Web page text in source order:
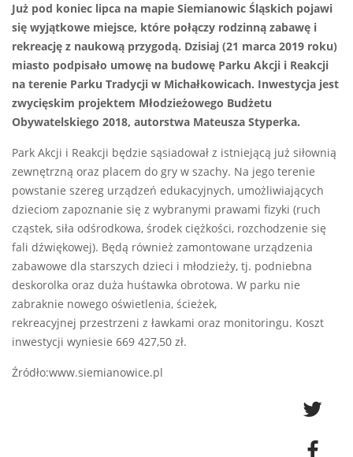
Już pod koniec lipca na mapie Siemianowic Śląskich pojawi
się wyjątkowe miejsce, które połączy rodzinną zabawę i
rekreację z naukową przygodą. Dzisiaj (21 marca 2019 roku)
miasto podpisało umowę na budowę Parku Akcji i Reakcji
na terenie Parku Tradycji w Michałkowicach. Inwestycja jest
zwycięskim projektem Młodzieżowego Budżetu
Obywatelskiego 2018, autorstwa Mateusza Styperka.
Park Akcji i Reakcji będzie sąsiadował z istniejącą już siłownią
zewnętrzną oraz placem do gry w szachy. Na jego terenie
powstanie szereg urządzeń edukacyjnych, umożliwiających
dzieciom zapoznanie się z wybranymi prawami fizyki (ruch
cząstek, siła odśrodkowa, środek ciężkości, rozchodzenie się
fali dźwiękowej). Będą również zamontowane urządzenia
zabawowe dla starszych dzieci i młodzieży, tj. podniebna
deskorolka oraz duża huśtawka obrotowa. W parku nie
zabraknie nowego oświetlenia, ścieżek,
rekreacyjnej przestrzeni z ławkami oraz monitoringu. Koszt
inwestycji wyniesie 669 427,50 zł.
Źródło:www.siemianowice.pl